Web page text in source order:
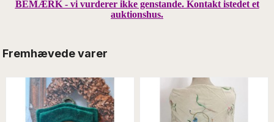
BEMÆRK - vi vurderer ikke genstande. Kontakt istedet et
auktionshus.
Fremhævede varer